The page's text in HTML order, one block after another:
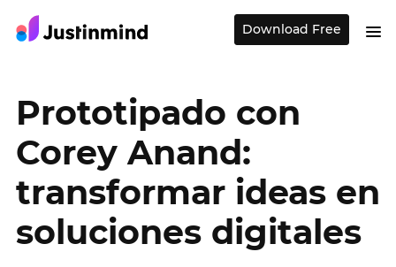
Download Free
Prototipado con
Corey Anand:
transformar ideas en
soluciones digitales